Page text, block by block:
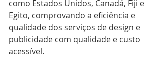
como Estados Unidos, Canadá, Fiji e
Egito, comprovando a eficiência e
qualidade dos serviços de design e
publicidade com qualidade e custo
acessível.